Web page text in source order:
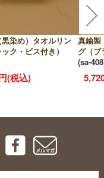
染め）タオルリン
ク・ビス付き）
(税込)
真鍮製
グ（ブ
(sa-